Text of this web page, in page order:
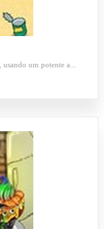
um potente a...